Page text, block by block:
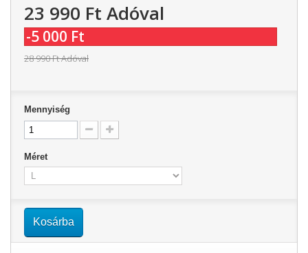
23 990 Ft‎ Adóval
-5 000 Ft‎
28 990 Ft‎Adóval
Mennyiség
Méret
Kosárba